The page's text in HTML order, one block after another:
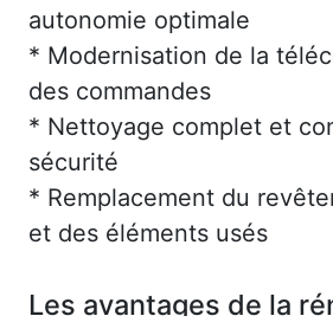
autonomie optimale
* Modernisation de la
des commandes
* Nettoyage complet et
sécurité
* Remplacement du
et des éléments usés
Les avantages de la